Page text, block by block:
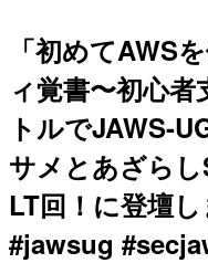
「初めてAWS
ィ覚書〜初心
トルでJAWS-
サメとあざら
LT回！に登壇
#jawsug